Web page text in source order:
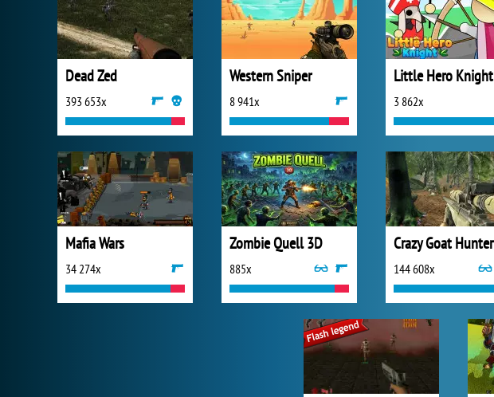
Dead Zed
393 653x
Western Sniper
8 941x
Little Hero Knight
3 862x
Mafia Wars
34 274x
Zombie Quell 3D
885x
Crazy Goat Hunter
144 608x